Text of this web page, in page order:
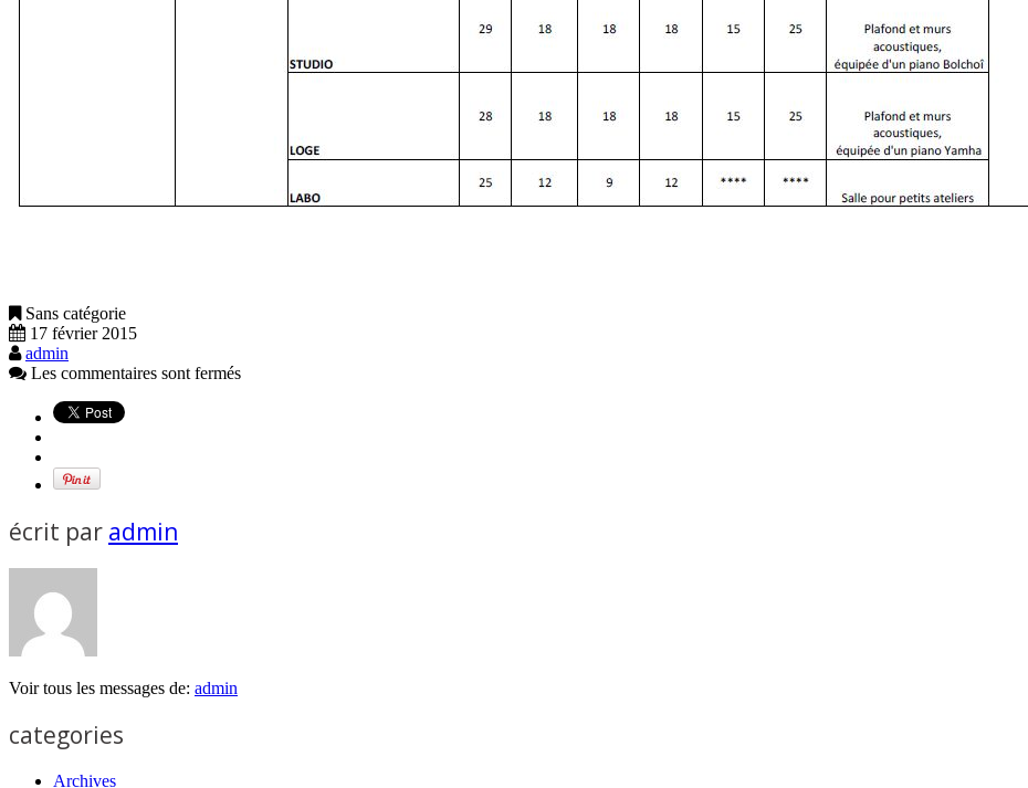
Sans catégorie
17 février 2015
admin
Les commentaires sont fermés
écrit par admin
Voir tous les messages de: admin
categories
Archives